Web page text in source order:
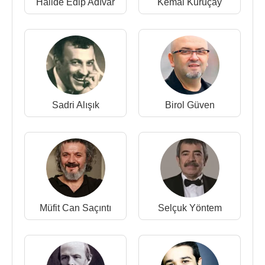
Tiyatrosu
1984 - Düşüş (oyun) :
Nahid Sırrı Örik,Kemal
- İstanbul Devlet Tiyatrosu
1983 - İstanbul Efendisi :
Musahipzade Celal
İstanbul Devlet Tiyatrosu
1981- Yoklar Dağındaki Kar :
Mümtaz Zeki Taşkın
İstanbul Devlet Tiyatrosu
1980 - Truva Savaşı Olmayacak :Jean Giraudoux
- İstanbul Devlet Tiyatrosu
Filmleri ve Dizileri:
Oyuncu:
2015 - 2016 - Kördüğüm (Ayşen ( Naz'ın Annesi)
2015 -
Hayat Öpücüğü (Hayat'ın annesi) (Sinema
2016 - Poyraz Karayel (Nevra Saygıner) (TV Dizisi)
2014 -
Mandıra Filozofu
(Güliz) (Sinema Filmi)
Halide Edip Adıvar Kemal Kuruçay
Sadri Alışık Birol Güven
Müfit Can Saçıntı Selçuk Yöntem